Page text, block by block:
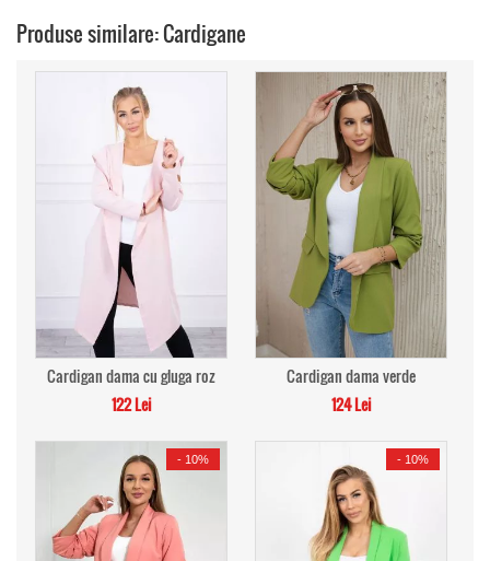
Produse similare: Cardigane
Cardigan dama cu gluga roz
122 Lei
Cardigan dama verde
124 Lei
- 10% - 10%